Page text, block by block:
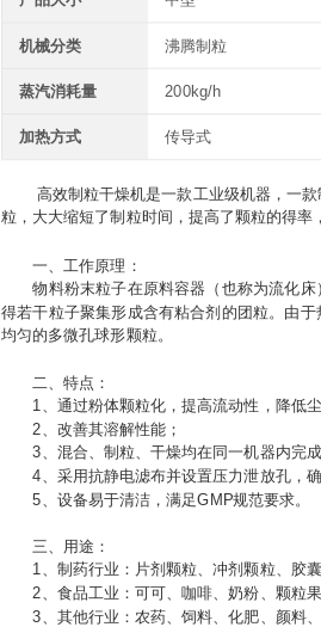
机械分类 沸腾制粒
蒸汽消耗量 200kg/h
加热方式 传导式
高效制粒干燥机是一款工业级机器，一款
粒，大大缩短了制粒时间，提高了颗粒的得率
一、工作原理：
物料粉末粒子在原料容器（也称为流化床
得若干粒子聚集形成含有粘合剂的团粒。由
均匀的多微孔球形颗粒。
二、特点：
1、通过粉体颗粒化，提高流动性，降低尘
2、改善其溶解性能；
3、混合、制粒、干燥均在同一机器内完成
4、采用抗静电滤布并设置压力泄放孔，确
5、设备易于清洁，满足GMP规范要求。
三、用途：
1、制药行业：片剂颗粒、冲剂颗粒、胶囊
2、食品工业：可可、咖啡、奶粉、颗粒果
3、其他行业：农药、饲料、化肥、颜料、